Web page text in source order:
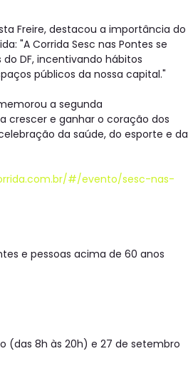
Freire, destacou a importância do
"A Corrida Sesc nas Pontes se
DF, incentivando hábitos
públicos da nossa capital."
a segunda
crescer e ganhar o coração dos
da saúde, do esporte e da
#/evento/sesc-nas-
e pessoas acima de 60 anos
(das 8h às 20h) e 27 de setembro